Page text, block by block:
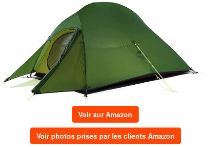
Voir sur Amazon
Voir photos prises par les clients Amazon